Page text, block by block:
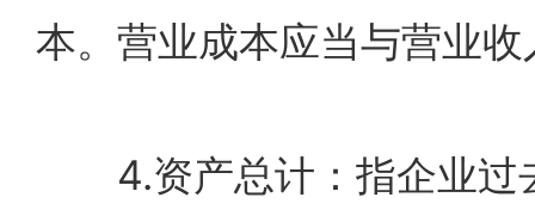
本。营业成本应当与营业
4.资产总计：指企业过